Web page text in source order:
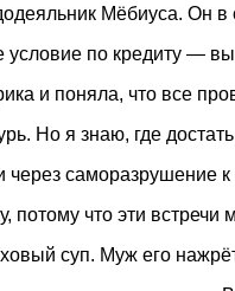
Мёбиуса. Он в
по кредиту —
и поняла, что все
Но я знаю, где
саморазрушение
потому что эти
суп. Муж его